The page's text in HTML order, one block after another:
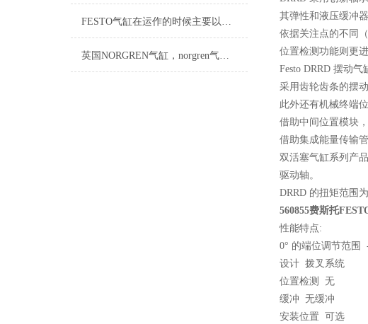
FESTO气缸在运作的时候主要以哪些功能操作，FESTO气缸
英国NORGREN气缸，norgren气缸型号，NORGREN气缸
其弹性和液压缓冲
依据关注点的不同
位置检测功能则更
Festo DRRD 摆动气
采用齿轮齿条的摆
此外还有机械终端
借助中间位置模块
借助集成能量传输
双活塞气缸系列产
驱动轴。
DRRD 的扭矩范围
560855费斯托
性能特点:
0° 的端位调节范围
设计 拨叉系统
位置检测 无
缓冲 无缓冲
安装位置 可选